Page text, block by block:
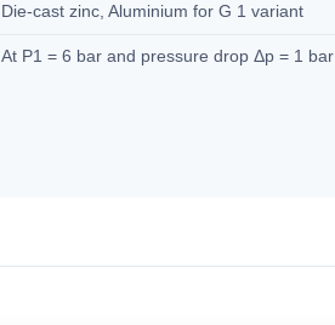
Die-cast zinc, Aluminium for G 1 variant
At P1 = 6 bar and pressure drop Δp = 1 bar